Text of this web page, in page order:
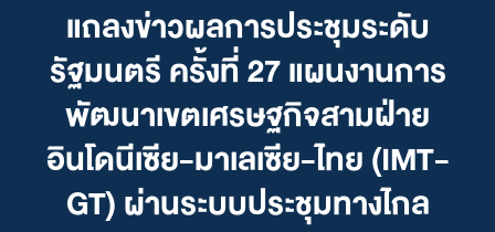
แถลงข่าวผลการประชุมระดับ
รัฐมนตรี ครั้งที่ 27 แผนงานการ
พัฒนาเขตเศรษฐกิจสามฝ่าย
อินโดนีเซีย-มาเลเซีย-ไทย (IMT-
GT) ผ่านระบบประชุมทางไกล